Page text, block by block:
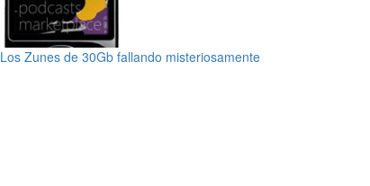
Los Zunes de 30Gb fallando misteriosamente